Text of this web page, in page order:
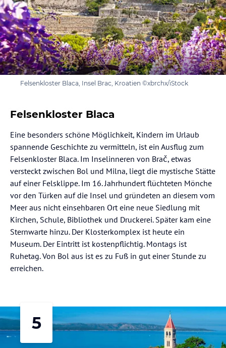
Felsenkloster Blaca, Insel Brac, Kroatien ©xbrchx/iStock
Felsenkloster Blaca
Eine besonders schöne Möglichkeit, Kindern im Urlaub
spannende Geschichte zu vermitteln, ist ein Ausflug zum
Felsenkloster Blaca. Im Inselinneren von Brač, etwas
versteckt zwischen Bol und Milna, liegt die mystische Stätte
auf einer Felsklippe. Im 16. Jahrhundert flüchteten Mönche
vor den Türken auf die Insel und gründeten an diesem vom
Meer aus nicht einsehbaren Ort eine neue Siedlung mit
Kirchen, Schule, Bibliothek und Druckerei. Später kam eine
Sternwarte hinzu. Der Klosterkomplex ist heute ein
Museum. Der Eintritt ist kostenpflichtig. Montags ist
Ruhetag. Von Bol aus ist es zu Fuß in gut einer Stunde zu
erreichen.
5